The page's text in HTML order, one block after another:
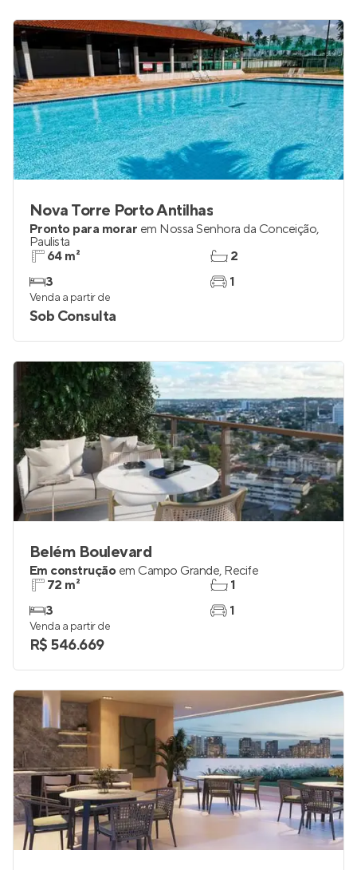
Nova Torre Porto Antilhas
Pronto para morar em Nossa Senhora da Conceição,
Paulista
64 m²
3
2
1
Venda a partir de
Sob Consulta
Belém Boulevard
Em construção em Campo Grande, Recife
72 m²
3
1
1
Venda a partir de
R$ 546.669